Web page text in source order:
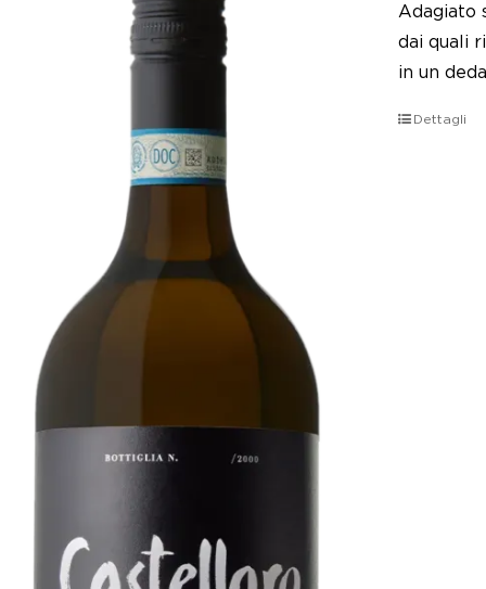
Adagiato
dai quali
in un
Dettagli